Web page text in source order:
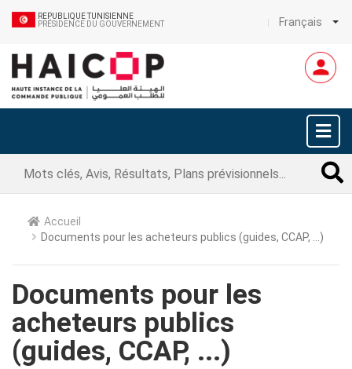
REPUBLIQUE TUNISIENNE
PRÉSIDENCE DU GOUVERNEMENT
Français
Accueil
Documents pour les acheteurs publics (guides, CCAP, ...)
Documents pour les
acheteurs publics
(guides, CCAP, ...)